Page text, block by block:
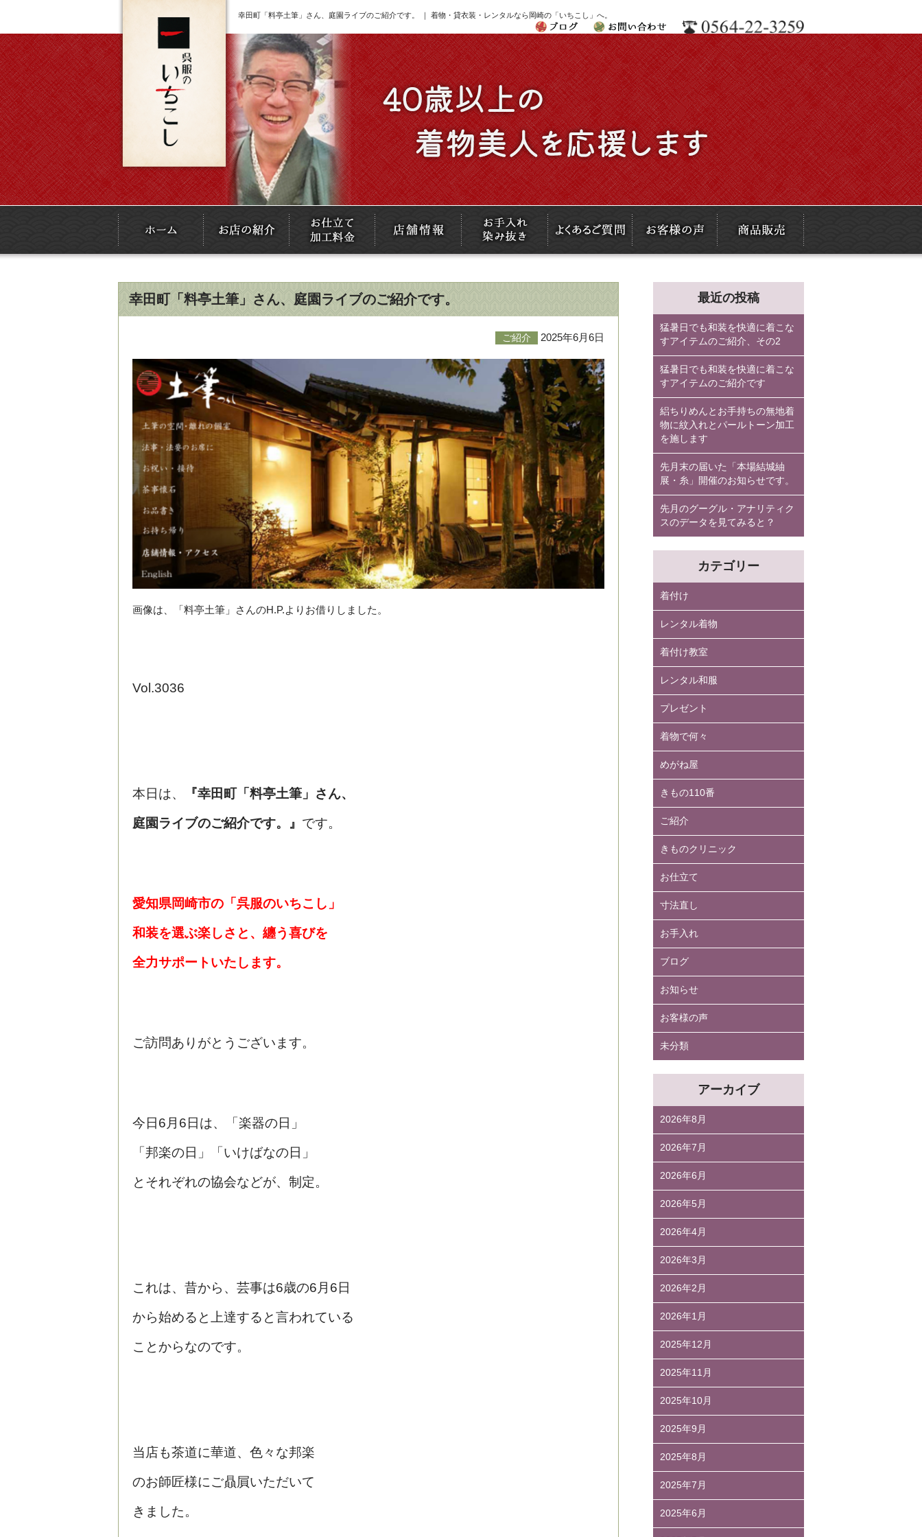
幸田町「料亭土筆」さん、庭園ライブのご紹介です。 ｜ 着物・貸衣装・レンタルなら岡崎の「いちこし」へ。
幸田町「料亭土筆」さん、庭園ライブのご紹介です。
ご紹介 2025年6月6日
画像は、「料亭土筆」さんのH.P.よりお借りしました。
Vol.3036
本日は、 『幸田町「料亭土筆」さん、
庭園ライブのご紹介です。』 です。
愛知県岡崎市の「呉服のいちこし」
和装を選ぶ楽しさと、纏う喜びを
全力サポートいたします。
ご訪問ありがとうございます。
今日6月6日は、「楽器の日」
「邦楽の日」「いけばなの日」
とそれぞれの協会などが、制定。
これは、昔から、芸事は6歳の6月6日
から始めると上達すると言われている
ことからなのです。
当店も茶道に華道、色々な邦楽
のお師匠様にご贔屓いただいて
きました。
最近の投稿
猛暑日でも和装を快適に着こな
すアイテムのご紹介、その2
猛暑日でも和装を快適に着こな
すアイテムのご紹介です
絽ちりめんとお手持ちの無地着
物に紋入れとパールトーン加工
を施します
先月末の届いた「本場結城紬
展・糸」開催のお知らせです。
先月のグーグル・アナリティク
スのデータを見てみると？
カテゴリー
着付け
レンタル着物
着付け教室
レンタル和服
プレゼント
着物で何々
めがね屋
きもの110番
ご紹介
きものクリニック
お仕立て
寸法直し
お手入れ
ブログ
お知らせ
お客様の声
未分類
アーカイブ
2026年8月
2026年7月
2026年6月
2026年5月
2026年4月
2026年3月
2026年2月
2026年1月
2025年12月
2025年11月
2025年10月
2025年9月
2025年8月
2025年7月
2025年6月